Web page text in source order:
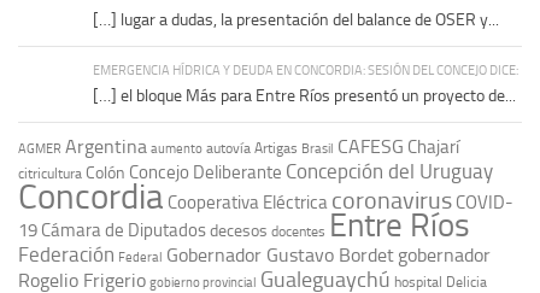
[…] lugar a dudas, la presentación del balance de OSER y...
EMERGENCIA HÍDRICA Y DEUDA EN CONCORDIA: SESIÓN DEL CONCEJO DICE:
[…] el bloque Más para Entre Ríos presentó un proyecto de...
AGMER Argentina aumento autovía Artigas Brasil CAFESG Chajarí
citricultura Colón Concejo Deliberante Concepción del Uruguay
Concordia Cooperativa Eléctrica coronavirus COVID-
19 Cámara de Diputadosdecesos docentes Entre Ríos
Federación Federal Gobernador Gustavo Bordet gobernador
Rogelio Frigerio gobierno provincial Gualeguaychú hospital Delicia